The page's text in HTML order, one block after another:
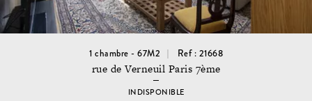
1 chambre - 67M2 Ref : 21668
rue de Verneuil Paris 7ème
INDISPONIBLE